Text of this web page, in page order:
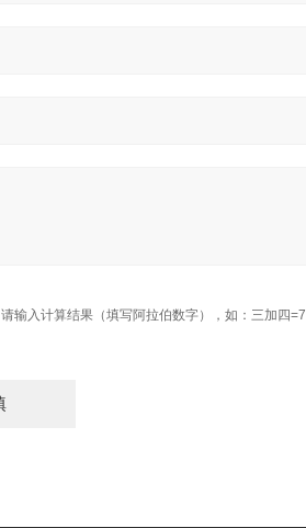
请输入计算结果（填写阿拉伯数字），如：三加四=7